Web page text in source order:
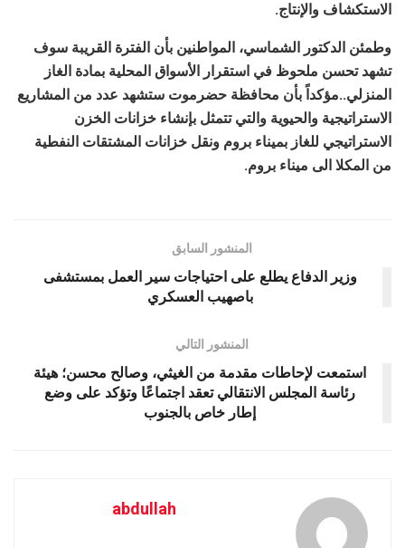
الاستكشاف والإنتاج.
وطمئن الدكتور الشماسي، المواطنين بأن الفترة القريبة سوف
تشهد تحسن ملحوظ في استقرار الأسواق المحلية بمادة الغاز
المنزلي..مؤكداً بأن محافظة حضرموت ستشهد عدد من المشاريع
الاستراتيجية والحيوية والتي تتمثل بإنشاء خزانات الخزن
الاستراتيجي للغاز بميناء بروم ونقل خزانات المشتقات النفطية
من المكلا الى ميناء بروم.
المنشور السابق
وزير الدفاع يطلع على احتياجات سير العمل بمستشفى
باصهيب العسكري
المنشور التالي
استمعت لإحاطات مقدمة من الغيثي، وصالح محسن؛ هيئة
رئاسة المجلس الانتقالي تعقد اجتماعًا وتؤكد على وضع
إطار خاص بالجنوب
abdullah